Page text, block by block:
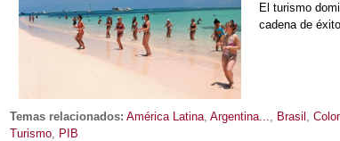
El turismo
cadena de
Temas relacionados: América Latina, Argentina... Brasil
Turismo, PIB